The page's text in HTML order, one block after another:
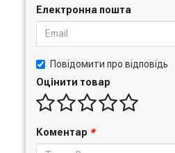
Електронна пошта
Повідомити про відповідь
Оцінити товар
Коментар *